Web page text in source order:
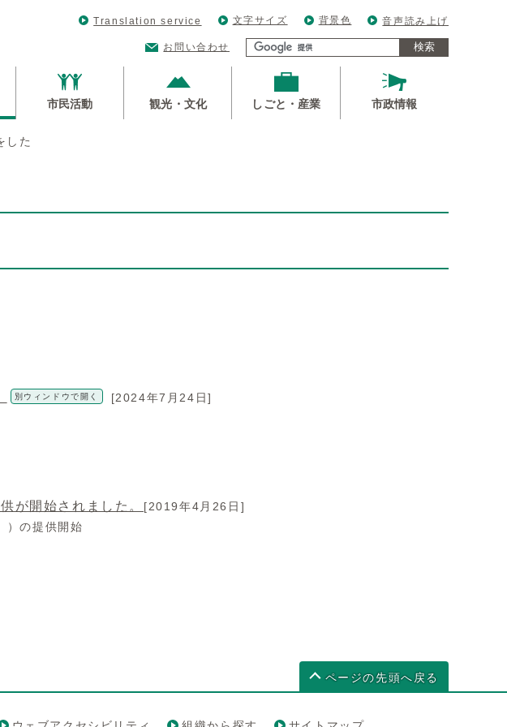
Translation service 文字サイズ 背景色 音声読み上げ
お問い合わせ 検索
市民活動 観光・文化 しごと・産業 市政情報
した
別ウィンドウで開く [2024年7月24日]
が開始されました。 [2019年4月26日]
）の提供開始
ページの先頭へ戻る